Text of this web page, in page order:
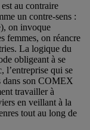
au contraire
un contre-sens :
on invoque
femmes, on réancre
La logique du
obligeant à se
l’entreprise qui se
dans son COMEX
travailler à
en veillant à la
tout au long de